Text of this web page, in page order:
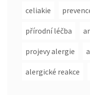
celiakie
přírodní léčba
projevy alergie
alergické reakce